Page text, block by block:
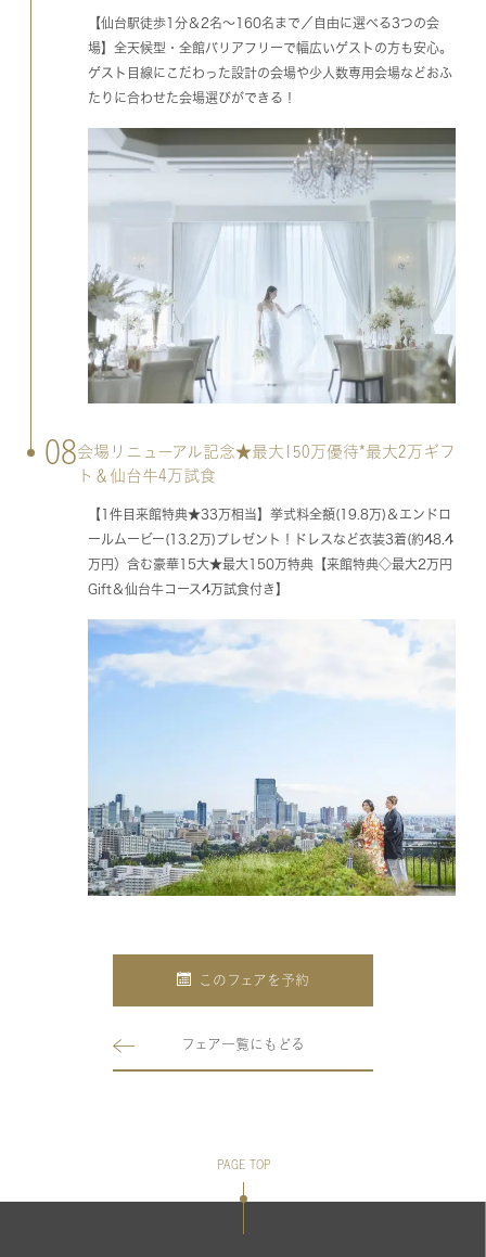
【仙台駅徒歩1分＆2名～160名まで／自由に選べる3つの会
場】全天候型・全館バリアフリーで幅広いゲストの方も安心。
ゲスト目線にこだわった設計の会場や少人数専用会場などおふ
たりに合わせた会場選びができる！
08会場リニューアル記念★最大150万優待*最大2万ギフ
ト＆仙台牛4万試食
【1件目来館特典★33万相当】挙式料全額(19.8万)＆エンドロ
ールムービー(13.2万)プレゼント！ドレスなど衣装3着(約48.4
万円）含む豪華15大★最大150万特典【来館特典◇最大2万円
Gift＆仙台牛コース4万試食付き】
このフェアを予約
フェア一覧にもどる
PAGE TOP